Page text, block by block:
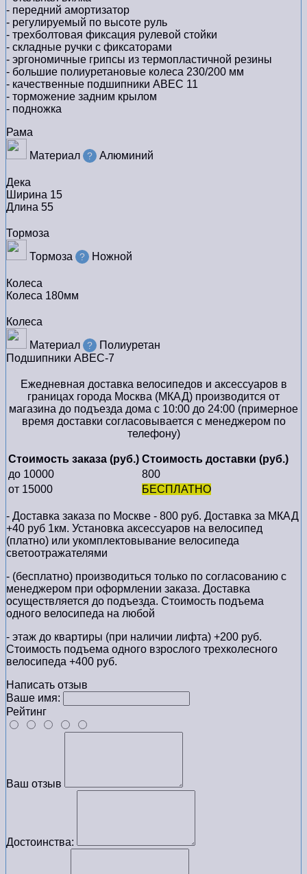
- передний амортизатор
- регулируемый по высоте руль
- трехболтовая фиксация рулевой стойки
- складные ручки с фиксаторами
- эргономичные грипсы из термопластичной резины
- большие полиуретановые колеса 230/200 мм
- качественные подшипники ABEC 11
- торможение задним крылом
- подножка
Рама
Материал
? Алюминий
Дека
Ширина 15
Длина 55
Тормоза
Тормоза
? Ножной
Колеса
Колеса 180мм
Колеса
Материал
?
Полиуретан
Подшипники ABEC-7
Ежедневная доставка велосипедов и аксессуаров в
границах города Москва (МКАД) производится от
магазина до подъезда дома с 10:00 до 24:00 (примерное
время доставки согласовывается с менеджером по
телефону)
Стоимость заказа (руб.) Стоимость доставки (руб.)
до 10000
800
от 15000
БЕСПЛАТНО
- Доставка заказа по Москве - 800 руб. Доставка за МКАД
+40 руб 1км. Установка аксессуаров на велосипед
(платно) или укомплектовывание велосипеда
светоотражателями
- (бесплатно) производиться только по cогласованию с
менеджером при оформлении заказа. Доставка
осуществляется до подъезда. Стоимость подъема
одного велосипеда на любой
- этаж до квартиры (при наличии лифта) +200 руб.
Стоимость подъема одного взрослого трехколесного
велосипеда +400 руб.
Написать отзыв
Ваше имя:
Рейтинг
Ваш отзыв
Достоинства: